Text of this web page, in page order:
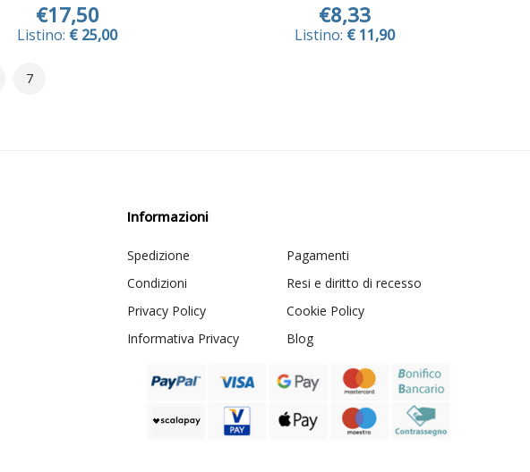
€17,50
Listino: € 25,00
€8,33
Listino: € 11,90
7
Informazioni
Spedizione
Pagamenti
Condizioni
Resi e diritto di recesso
Privacy Policy
Cookie Policy
Informativa Privacy
Blog